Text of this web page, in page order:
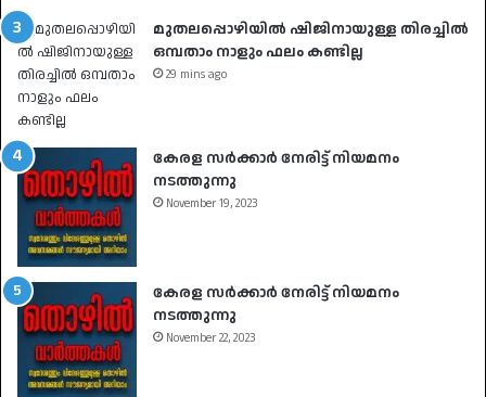
മുതലപ്പൊഴിയിൽ ഷിജിനായുള്ള തിരച്ചിൽ
ഒമ്പതാം നാളും ഫലം കണ്ടില്ല
29 mins ago
കേരള സർക്കാർ നേരിട്ട് നിയമനം
നടത്തുന്നു
November 19, 2023
കേരള സർക്കാർ നേരിട്ട് നിയമനം
നടത്തുന്നു
November 22, 2023